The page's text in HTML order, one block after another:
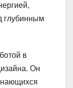
глубинным
в
Он